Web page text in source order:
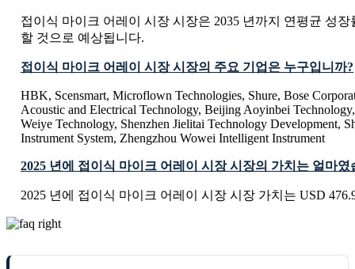
접이식 마이크 어레이 시장 시장은 2035 년까지 연평균 성장
할 것으로 예상됩니다.
접이식 마이크 어레이 시장 시장의 주요 기업은 누구입니까?
HBK, Scensmart, Microflown Technologies, Shure, Bose
Acoustic and Electrical Technology, Beijing Aoyinbei
Weiye Technology, Shenzhen Jielitai Technology Development,
Instrument System, Zhengzhou Wowei Intelligent Instrument
2025 년에 접이식 마이크 어레이 시장 시장의 가치는 얼마였
2025 년에 접이식 마이크 어레이 시장 시장 가치는 USD